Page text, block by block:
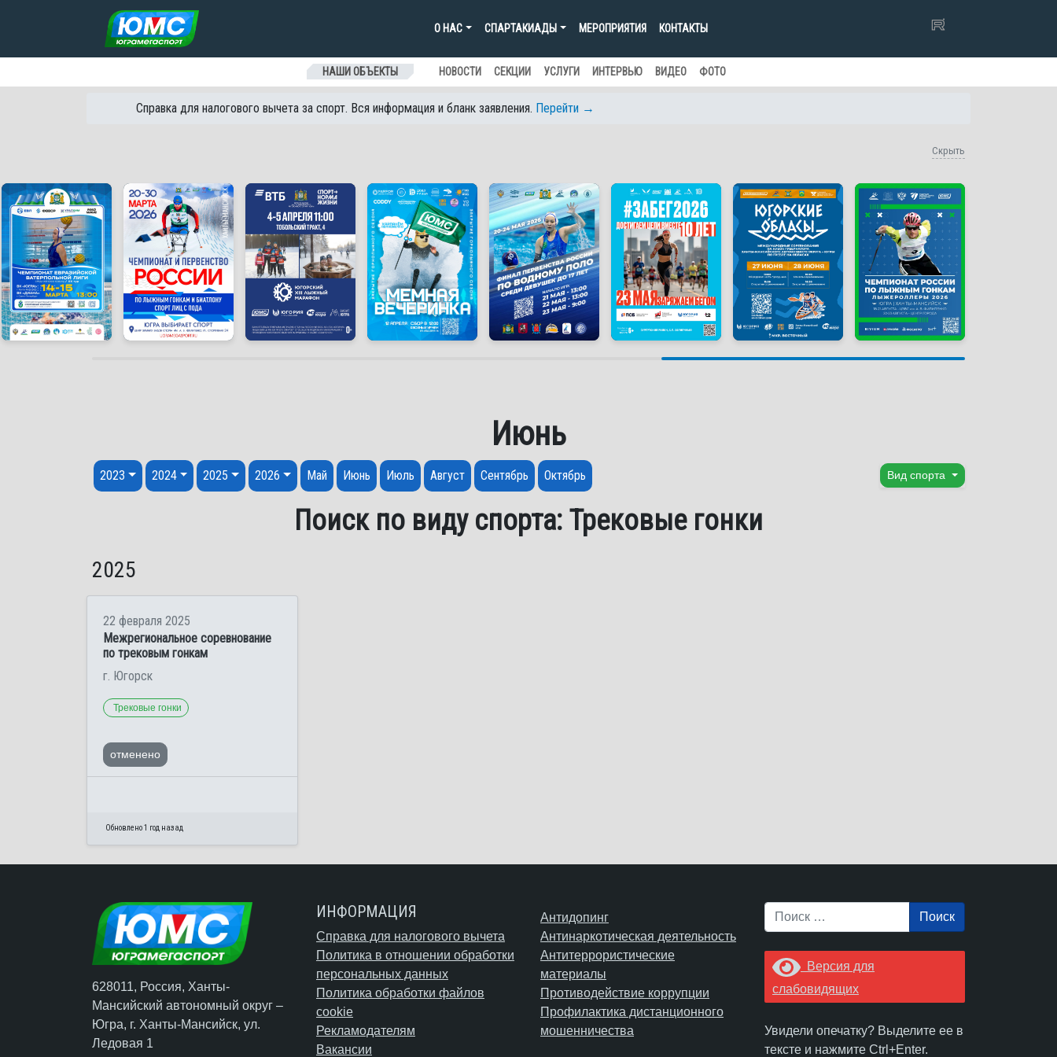
Перейти к содержанию
О НАС СПАРТАКИАДЫ МЕРОПРИЯТИЯ КОНТАКТЫ
НАШИ ОБЪЕКТЫ НОВОСТИ СЕКЦИИ УСЛУГИ ИНТЕРВЬЮ ВИДЕО ФОТО
Справка для налогового вычета за спорт. Вся информация и бланк заявления. Перейти →
Скрыть
Июнь
Перейти к содержанию
2023 2024 2025 2026 Май Июнь Июль Август Сентябрь Октябрь Вид спорта
Поиск по виду спорта: Трековые гонки
2025
22 февраля 2025
Межрегиональное соревнование
по трековым гонкам
г. Югорск
Трековые гонки
отменено
Обновлено 1 год назад
628011, Россия, Ханты-
Мансийский автономный округ –
Югра, г. Ханты-Мансийск, ул.
Ледовая 1
ИНФОРМАЦИЯ
Справка для налогового вычета
Политика в отношении обработки
персональных данных
Политика обработки файлов
cookie
Рекламодателям
Вакансии
Антидопинг
Антинаркотическая деятельность
Антитеррористические
материалы
Противодействие коррупции
Профилактика дистанционного
мошенничества
Поиск
Версия для
слабовидящих
Увидели опечатку? Выделите ее в
тексте и нажмите Ctrl+Enter.